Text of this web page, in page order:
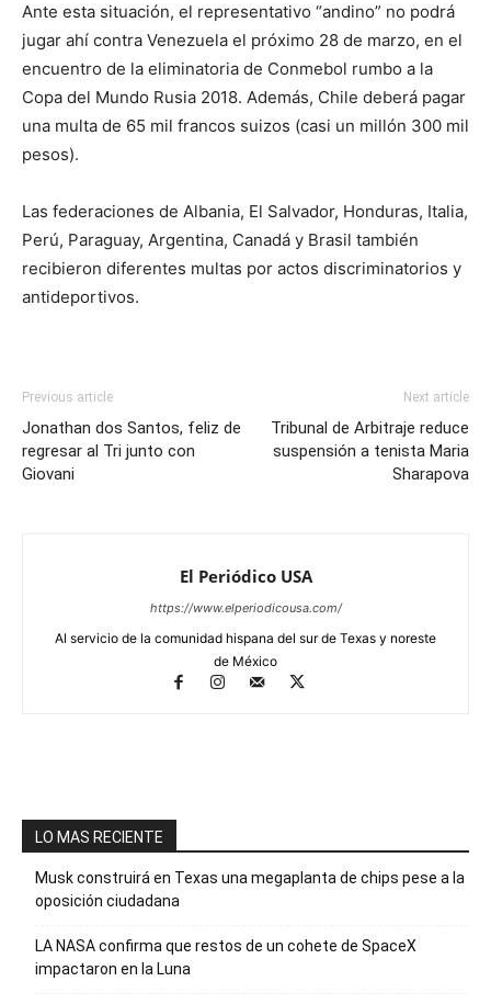
Ante esta situación, el representativo “andino” no podrá
jugar ahí contra Venezuela el próximo 28 de marzo, en el
encuentro de la eliminatoria de Conmebol rumbo a la
Copa del Mundo Rusia 2018. Además, Chile deberá pagar
una multa de 65 mil francos suizos (casi un millón 300 mil
pesos).
Las federaciones de Albania, El Salvador, Honduras, Italia,
Perú, Paraguay, Argentina, Canadá y Brasil también
recibieron diferentes multas por actos discriminatorios y
antideportivos.
Previous article
Jonathan dos Santos, feliz de
regresar al Tri junto con
Giovani
Next article
Tribunal de Arbitraje reduce
suspensión a tenista Maria
Sharapova
El Periódico USA
https://www.elperiodicousa.com/
Al servicio de la comunidad hispana del sur de Texas y noreste
de México
LO MAS RECIENTE
Musk construirá en Texas una megaplanta de chips pese a la
oposición ciudadana
LA NASA confirma que restos de un cohete de SpaceX
impactaron en la Luna